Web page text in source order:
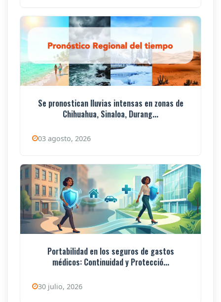
Se pronostican lluvias intensas en zonas de
Chihuahua, Sinaloa, Durang...
03 agosto, 2026
Portabilidad en los seguros de gastos
médicos: Continuidad y Protecció...
30 julio, 2026